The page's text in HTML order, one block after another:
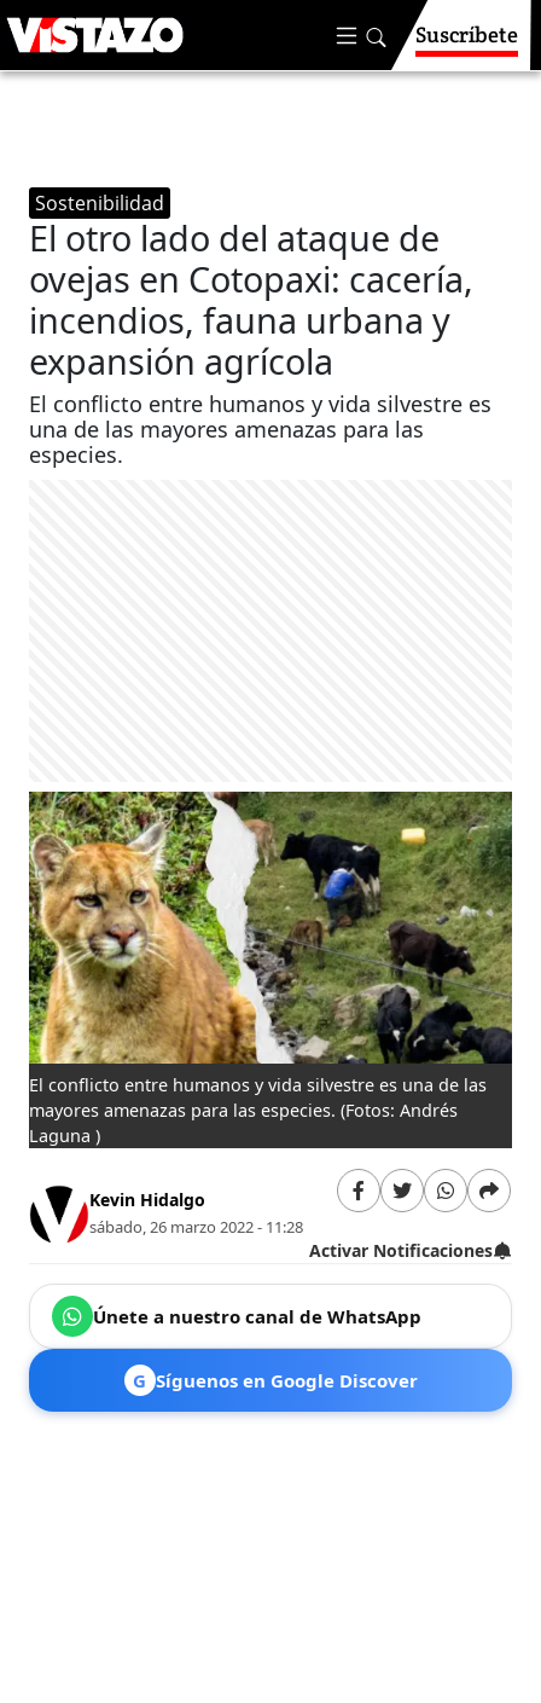
Suscríbete
Sostenibilidad
El otro lado del ataque de
ovejas en Cotopaxi: cacería,
incendios, fauna urbana y
expansión agrícola
El conflicto entre humanos y vida silvestre es
una de las mayores amenazas para las
especies.
El conflicto entre humanos y vida silvestre es una de las
mayores amenazas para las especies.(Fotos: Andrés
Laguna )
Kevin Hidalgo
sábado, 26 marzo 2022 - 11:28
Activar Notificaciones
Únete a nuestro canal de WhatsApp
G Síguenos en Google Discover